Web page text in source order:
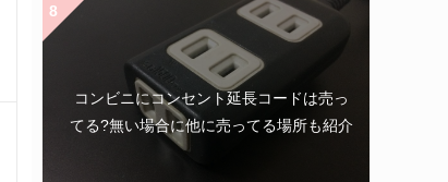
コンビニにコンセント延長コードは売っ
てる?無い場合に他に売ってる場所も紹介